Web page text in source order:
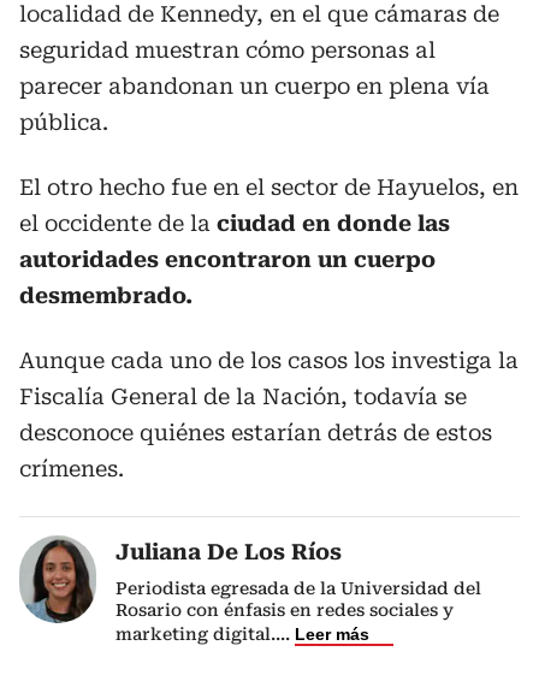
localidad de Kennedy, en el que cámaras de
seguridad muestran cómo personas al
parecer abandonan un cuerpo en plena vía
pública.
El otro hecho fue en el sector de Hayuelos, en
el occidente de la ciudad en donde las
autoridades encontraron un cuerpo
desmembrado.
Aunque cada uno de los casos los investiga la
Fiscalía General de la Nación, todavía se
desconoce quiénes estarían detrás de estos
crímenes.
Juliana De Los Ríos
Periodista egresada de la Universidad del
Rosario con énfasis en redes sociales y
marketing digital.... Leer más